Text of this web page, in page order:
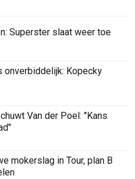
Superster slaat weer toe
onverbiddelijk: Kopecky
Van der Poel: "Kans
mokerslag in Tour, plan B